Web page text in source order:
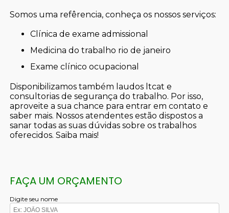
Somos uma refêrencia, conheça os nossos serviços:
clínica de exame admissional
medicina do trabalho rio de janeiro
exame clínico ocupacional
Disponibilizamos também laudos ltcat e
consultorias de segurança do trabalho. Por isso,
aproveite a sua chance para entrar em contato e
saber mais. Nossos atendentes estão dispostos a
sanar todas as suas dúvidas sobre os trabalhos
oferecidos. Saiba mais!
FAÇA UM ORÇAMENTO
Digite seu nome